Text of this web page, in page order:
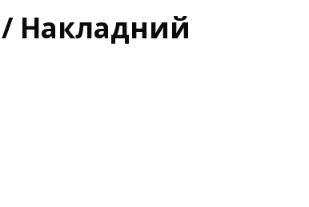
/ Накладний